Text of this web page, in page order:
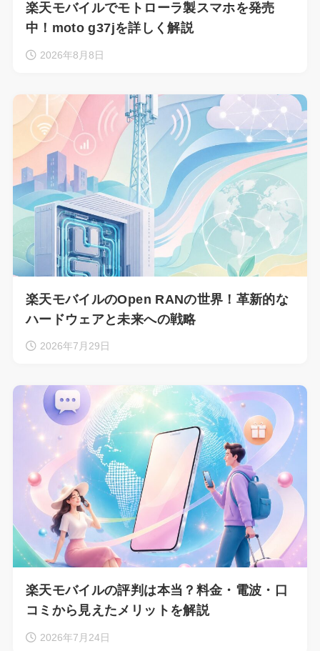
楽天モバイルでモトローラ製スマホを発売
中！moto g37jを詳しく解説
2026年8月8日
楽天モバイルのOpen RANの世界！革新的な
ハードウェアと未来への戦略
2026年7月29日
楽天モバイルの評判は本当？料金・電波・口
コミから見えたメリットを解説
2026年7月24日